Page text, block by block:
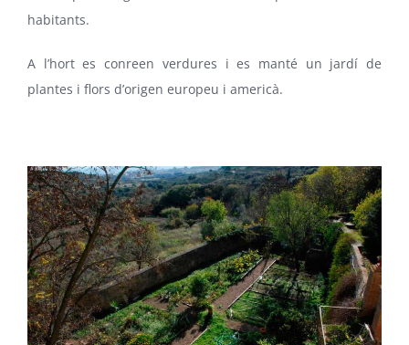
habitants.
A l’hort es conreen verdures i es manté un jardí de
plantes i flors d’origen europeu i americà.